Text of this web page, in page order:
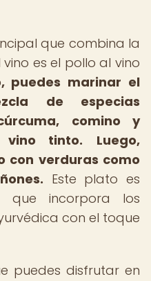
que combina la
es el pollo al vino
puedes marinar el
de especias
comino y
vino tinto.
Luego,
con verduras como
Este plato es
que incorpora los
con el toque
puedes disfrutar en